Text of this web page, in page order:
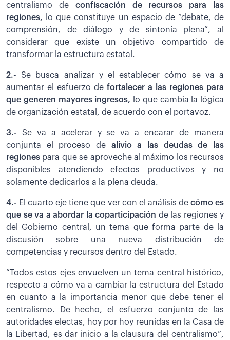
centralismo de confiscación de recursos para las
regiones, lo que constituye un espacio de “debate, de
comprensión, de diálogo y de sintonía plena”, al
considerar que existe un objetivo compartido de
transformar la estructura estatal.
2.- Se busca analizar y el establecer cómo se va a
aumentar el esfuerzo de fortalecer a las regiones para
que generen mayores ingresos,
lo que cambia la lógica
de organización estatal, de acuerdo con el portavoz.
3.- Se va a acelerar y se va a encarar de manera
conjunta el proceso de alivio a las deudas de las
regiones para que se aproveche al máximo los recursos
disponibles atendiendo efectos productivos y no
solamente dedicarlos a la plena deuda.
4.- El cuarto eje tiene que ver con el análisis decómo es
que se va a abordar la coparticipación de las regiones y
del Gobierno central, un tema que forma parte de la
discusión sobre una nueva distribución de
competencias y recursos dentro del Estado.
”Todos estos ejes envuelven un tema central histórico,
respecto a cómo va a cambiar la estructura del Estado
en cuanto a la importancia menor que debe tener el
centralismo. De hecho, el esfuerzo conjunto de las
autoridades electas, hoy por hoy reunidas en la Casa de
la Libertad, es dar inicio a la clausura del centralismo”,